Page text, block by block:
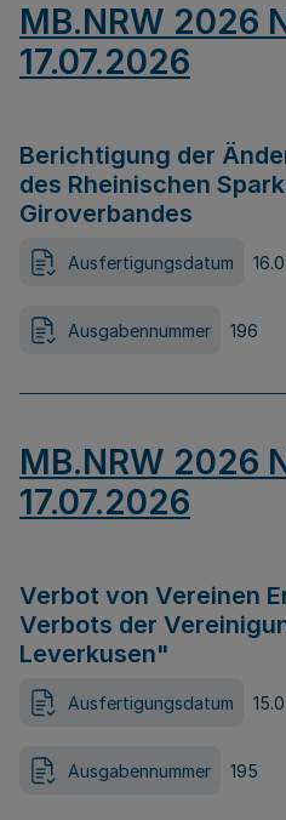
MB.NRW 2026
17.07.2026
Berichtigung der
des Rheinischen
Giroverbandes
Ausfertigungsdatum
Ausgabennummer 196
MB.NRW 2026
17.07.2026
Verbot von Vereinen
Verbots der
Leverkusen"
Ausfertigungsdatum
Ausgabennummer 195